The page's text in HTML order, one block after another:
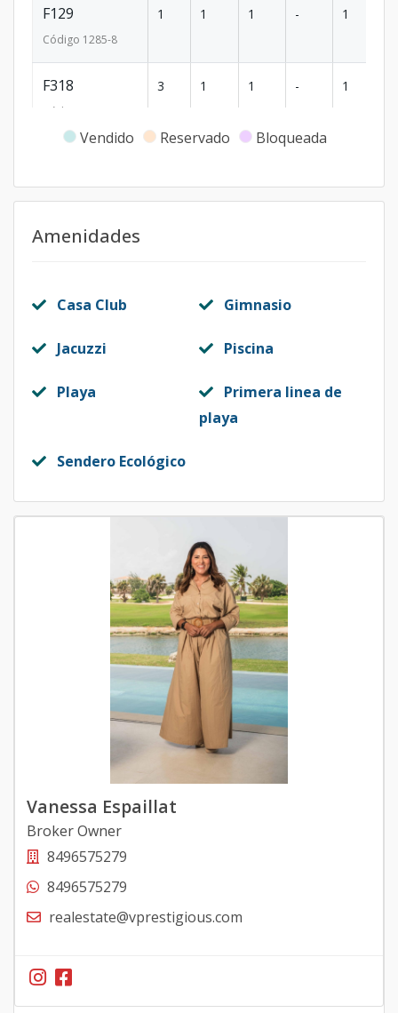
F129
Código 1285-8
1 1 1 - 1
F318
Código
3 1 1 - 1
Código1285-1
Vendido Reservado Bloqueada
Amenidades
Casa Club Gimnasio
Jacuzzi Piscina
Playa
Primera linea de
playa
Sendero Ecológico
Vanessa Espaillat
Broker Owner
8496575279
8496575279
realestate@vprestigious.com